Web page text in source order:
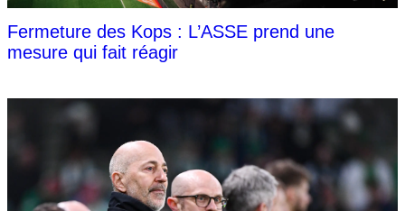
Fermeture des Kops : L’ASSE prend une
mesure qui fait réagir